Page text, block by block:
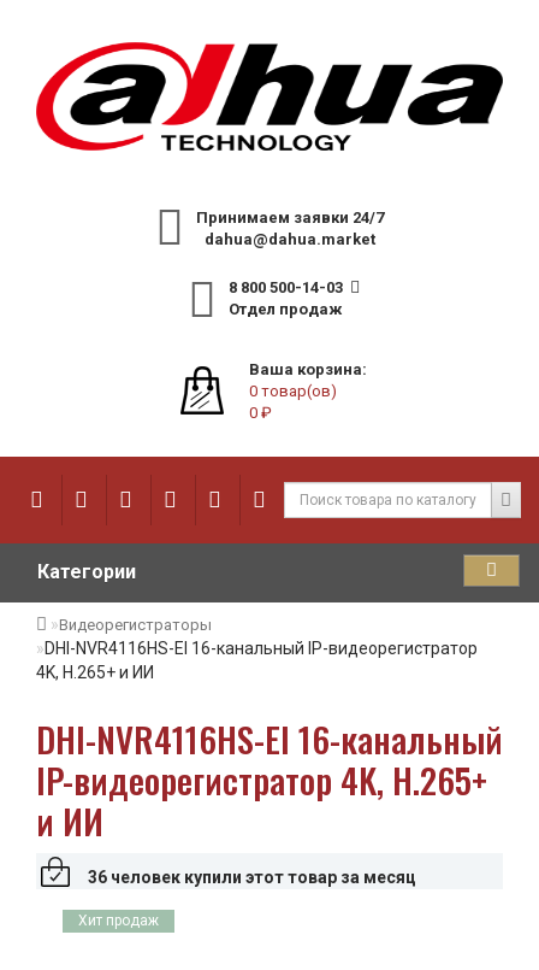
Принимаем заявки 24/7
dahua@dahua.market
8 800 500-14-03
Отдел продаж
Ваша корзина:
0 товар(ов)
0 ₽
Категории
Видеорегистраторы
DHI-NVR4116HS-EI 16-канальный IP-видеорегистратор
4K, H.265+ и ИИ
DHI-NVR4116HS-EI 16-канальный
IP-видеорегистратор 4K, H.265+
и ИИ
36 человек купили этот товар за месяц
Хит продаж